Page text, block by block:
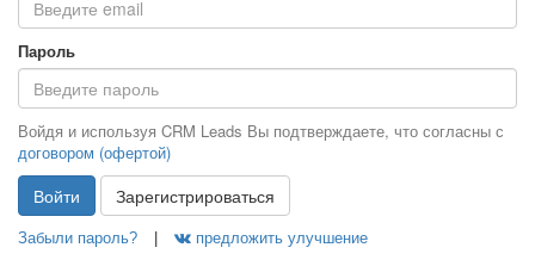
Пароль
Войдя и используя CRM Leads Вы подтверждаете, что согласны с
договором (офертой)
Войти Зарегистрироваться
Забыли пароль? предложить улучшение